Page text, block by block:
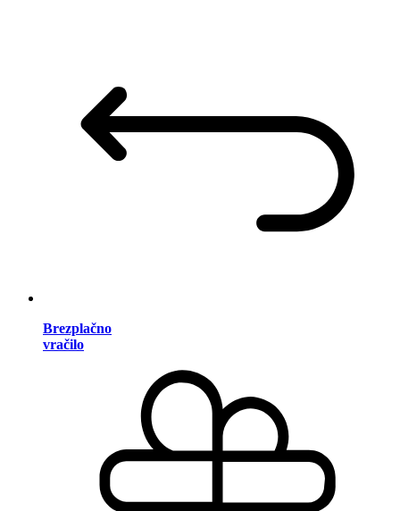
Brezplačno
vračilo